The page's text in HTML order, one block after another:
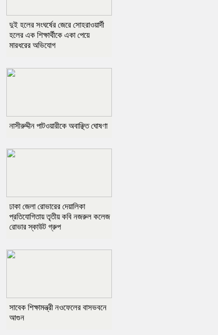
দুই হলের সংঘর্ষের জেরে সোহরাওয়ার্দী
হলের এক শিক্ষার্থীকে একা পেয়ে
মারধরের অভিযোগ
নাসীরুদ্দীন পাটওয়ারীকে অবাঞ্ছিত ঘোষণা
ঢাকা জেলা রোভারের দেয়ালিকা
প্রতিযোগিতায় তৃতীয় কবি নজরুল কলেজ
রোভার স্কাউট গ্রুপ
সাবেক শিক্ষামন্ত্রী নওফেলের বাসভবনে
আগুন